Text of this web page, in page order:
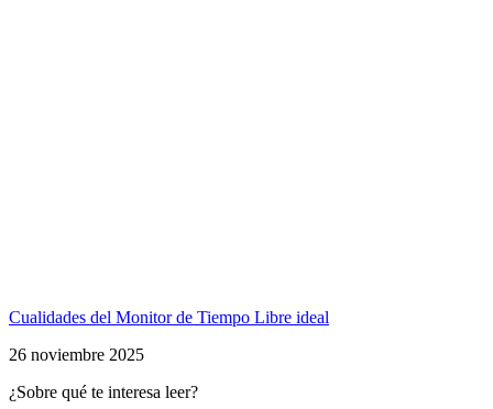
Cualidades del Monitor de Tiempo Libre ideal
26 noviembre 2025
¿Sobre qué te interesa leer?